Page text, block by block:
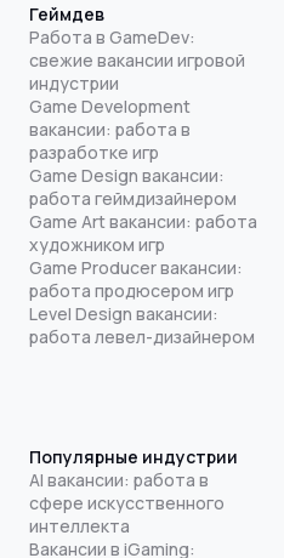
Геймдев
Работа в GameDev:
свежие вакансии игровой
индустрии
Game Development
вакансии: работа в
разработке игр
Game Design вакансии:
работа геймдизайнером
Game Art вакансии: работа
художником игр
Game Producer вакансии:
работа продюсером игр
Level Design вакансии:
работа левел-дизайнером
Популярные индустрии
AI вакансии: работа в
сфере искусственного
интеллекта
Вакансии в iGaming: